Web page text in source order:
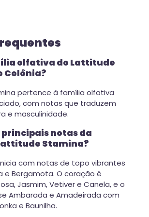
olfativa do Lattitude
Colônia?
pertence à família olfativa
com notas que traduzem
e masculinidade.
principais notas da
Stamina?
com notas de topo vibrantes
e Bergamota. O coração é
Jasmim, Vetiver e Canela, e o
Ambarada e Amadeirada com
e Baunilha.